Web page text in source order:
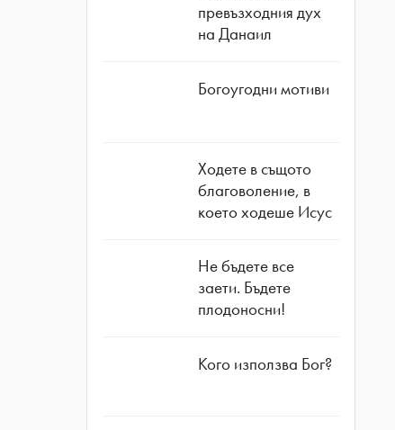
превъзходния дух
на Данаил
Богоугодни мотиви
Ходете в същото
благоволение, в
което ходеше Исус
Не бъдете все
заети. Бъдете
плодоносни!
Кого използва Бог?